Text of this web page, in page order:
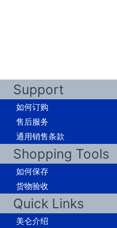
Support
如何订购
售后服务
通用销售条款
Shopping Tools
如何保存
货物验收
Quick Links
美仑介绍